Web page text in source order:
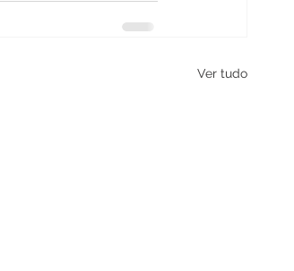
Ver tudo